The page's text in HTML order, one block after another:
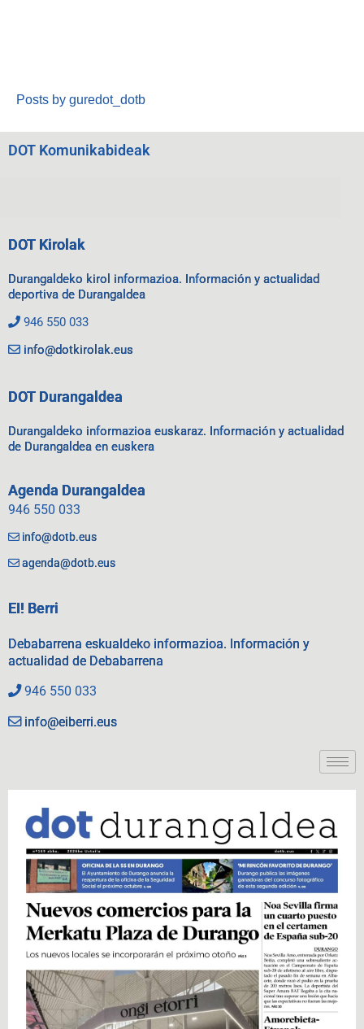
Posts by guredot_dotb
DOT Komunikabideak
DOT Kirolak
Durangaldeko kirol informazioa. Información y actualidad
deportiva de Durangaldea
946 550 033
info@dotkirolak.eus
DOT Durangaldea
Durangaldeko informazioa euskaraz. Información y actualidad
de Durangaldea en euskera
Agenda Durangaldea
946 550 033
info@dotb.eus
agenda@dotb.eus
EI! Berri
Debabarrena eskualdeko informazioa. Información y
actualidad de Debabarrena
946 550 033
info@eiberri.eus